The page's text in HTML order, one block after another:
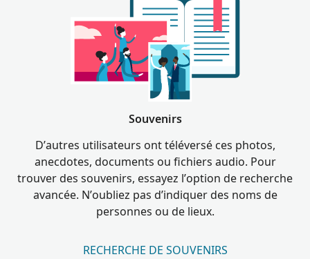
Souvenirs
D’autres utilisateurs ont téléversé ces photos,
anecdotes, documents ou fichiers audio. Pour
trouver des souvenirs, essayez l’option de recherche
avancée. N’oubliez pas d’indiquer des noms de
personnes ou de lieux.
RECHERCHE DE SOUVENIRS